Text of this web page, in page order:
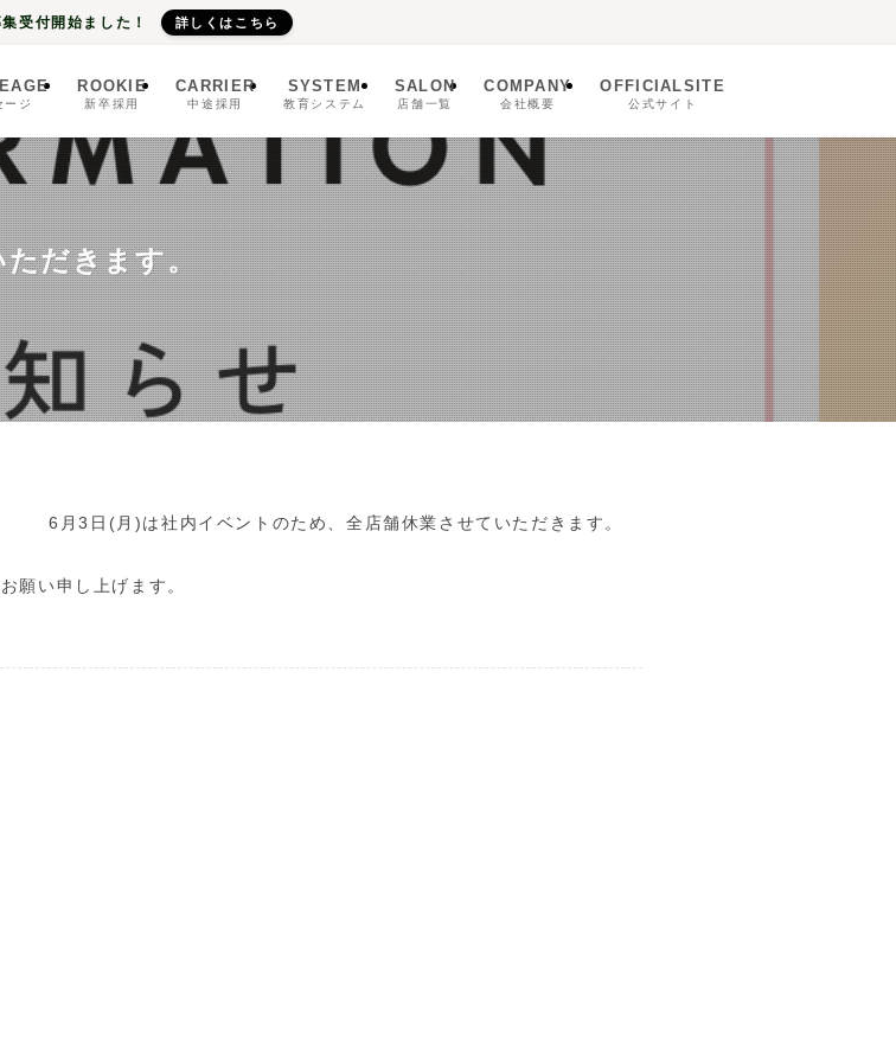
受付開始ました！ 詳しくはこちら
ージ
ROOKIE
新卒採用
CARRIER
中途採用
SYSTEM
教育システム
SALON
店舗一覧
COMPANY
会社概要
OFFICIALSITE
公式サイト
ただきます。
6月3日(月)は社内イベントのため、全店舗休業させていただきます。
願い申し上げます。